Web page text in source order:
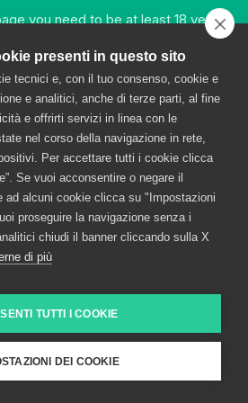
ACCESSIBILITY STATEMENT
RESPONSIBLY
35, 20121 MILANO
Register of Companies as no.
and VAT code no.: 00720670157
Euro 1,500,000.00 VAT
you need to be at least 18 years
YES
NO
presenti in questo sito
tecnici e, con il tuo consenso, cookie e
e analitici, anche di terze parti, al fine
e offrirti servizi in linea con le
nel corso della navigazione in rete,
Per accettare tutti i cookie clicca
Se vuoi acconsentire o negare il
ad alcuni cookie clicca su "Impostazioni
proseguire la navigazione senza i
chiudi il banner cliccando sulla X
di più
TUTTI I COOKIE
DEI COOKIE